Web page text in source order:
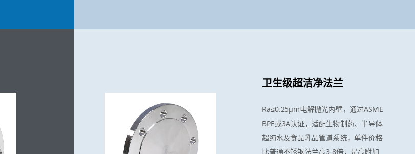
卫生级超洁净法兰
Ra≤0.25μm电解抛光内壁，通过ASME
BPE或3A认证，适配生物制药、半导体
超纯水及食品乳品管道系统，单件价格
比普通不锈钢法兰高3-8倍，是高附加